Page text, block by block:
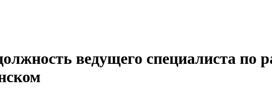
ведущего специалиста по